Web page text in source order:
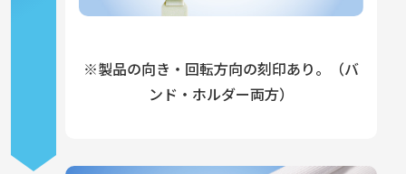
※製品の向き・回転方向の刻印あり。
（バ
ンド・ホルダー両方）